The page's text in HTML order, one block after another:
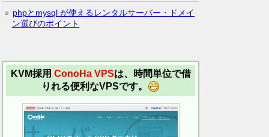
phpとmysql が使えるレンタルサーバー・ドメイ
ン選びのポイント
KVM採用 ConoHa VPSは、時間単位で借
りれる便利なVPSです。